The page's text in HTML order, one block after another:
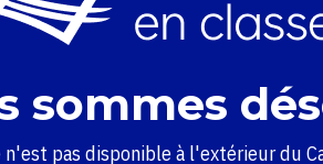
sommes
n'est pas disponible à l'extérieur du